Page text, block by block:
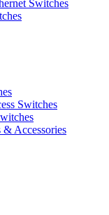
Switches
Switches
Accessories